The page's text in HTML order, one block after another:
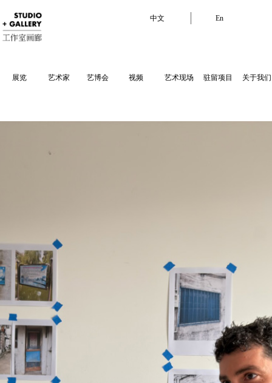
展览 艺术家 艺博会 视频 艺术现场 驻留项目 关于我们
中文 En